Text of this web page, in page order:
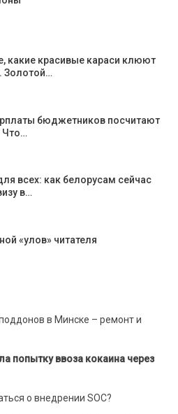
какие красивые караси клюют
Золотой…
бюджетников посчитают
Что…
всех: как белорусам сейчас
в…
«улов» читателя
в Минске – ремонт и
попытку ввоза кокаина через
о внедрении SOC?